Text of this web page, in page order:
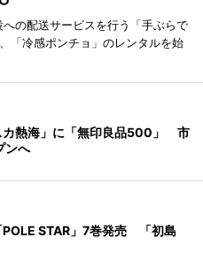
の配送サービスを行う「手ぶらで
「冷感ポンチョ」のレンタルを始
カ熱海」に「無印良品500」 市
ンへ
POLE STAR」7巻発売 「初島